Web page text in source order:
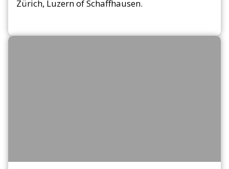
Zürich, Luzern of Schaffhausen.